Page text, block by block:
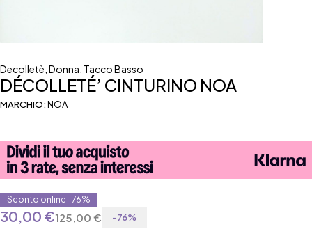
Decolletè Donna Tacco Basso
DÉCOLLETÉ’ CINTURINO NOA
MARCHIO:NOA
Sconto online -76%
125,00€
30,00 € -76%